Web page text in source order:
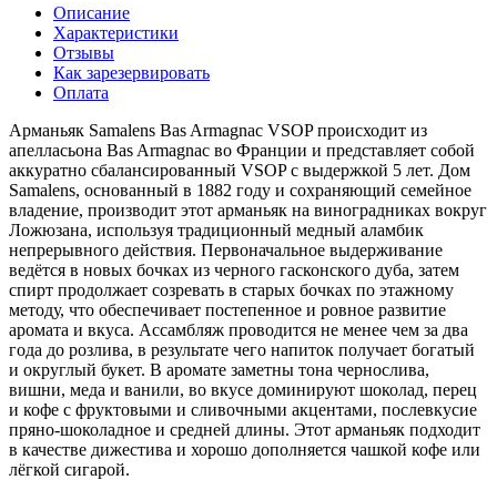
Описание
Характеристики
Отзывы
Как зарезервировать
Оплата
Арманьяк Samalens Bas Armagnac VSOP происходит из
апелласьона Bas Armagnac во Франции и представляет собой
аккуратно сбалансированный VSOP с выдержкой 5 лет. Дом
Samalens, основанный в 1882 году и сохраняющий семейное
владение, производит этот арманьяк на виноградниках вокруг
Ложюзана, используя традиционный медный аламбик
непрерывного действия. Первоначальное выдерживание
ведётся в новых бочках из черного гасконского дуба, затем
спирт продолжает созревать в старых бочках по этажному
методу, что обеспечивает постепенное и ровное развитие
аромата и вкуса. Ассамбляж проводится не менее чем за два
года до розлива, в результате чего напиток получает богатый
и округлый букет. В аромате заметны тона чернослива,
вишни, меда и ванили, во вкусе доминируют шоколад, перец
и кофе с фруктовыми и сливочными акцентами, послевкусие
пряно-шоколадное и средней длины. Этот арманьяк подходит
в качестве дижестива и хорошо дополняется чашкой кофе или
лёгкой сигарой.